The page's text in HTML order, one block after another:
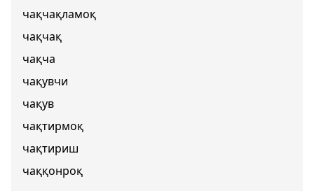
чақчақламоқ
чақчақ
чақча
чақувчи
чақув
чақтирмоқ
чақтириш
чаққонроқ